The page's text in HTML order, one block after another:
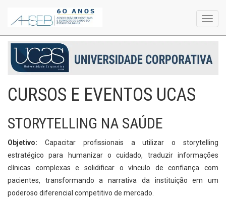
CURSOS E EVENTOS UCAS
STORYTELLING NA SAÚDE
Objetivo: Capacitar profissionais a utilizar o storytelling
estratégico para humanizar o cuidado, traduzir informações
clínicas complexas e solidificar o vínculo de confiança com
pacientes, transformando a narrativa da instituição em um
poderoso diferencial competitivo de mercado.